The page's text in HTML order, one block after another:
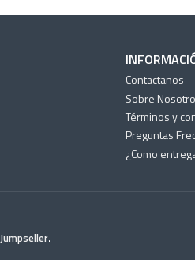
Contactanos
Sobre
Términos y
Preguntas
¿Como
.